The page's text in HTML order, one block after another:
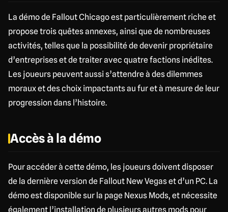
La démo de Fallout Chicago est particulièrement riche et
propose trois quêtes annexes, ainsi que de nombreuses
activités, telles que la possibilité de devenir propriétaire
d’entreprises et de traiter avec quatre factions inédites.
Les joueurs peuvent aussi s’attendre à des dilemmes
moraux et des choix impactants au fur et à mesure de leur
progression dans l’histoire.
Accès à la démo
Pour accéder à cette démo, les joueurs doivent disposer
de la dernière version de Fallout New Vegas et d’un PC. La
démo est disponible sur la page Nexus Mods, et nécessite
également l’installation de plusieurs autres mods pour